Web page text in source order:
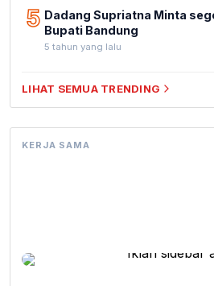
5 Dadang Supriatna Minta
Bupati Bandung
5 tahun yang lalu
LIHAT SEMUA TRENDING
KERJA SAMA